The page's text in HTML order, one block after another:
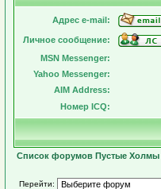
Адрес e-mail:
Личное сообщение:
MSN Messenger:
Yahoo Messenger:
AIM Address:
Номер ICQ:
Список форумов Пустые Холмы
Перейти: